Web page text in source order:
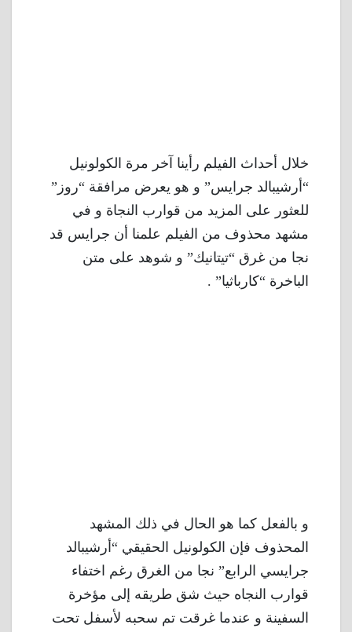
خلال أحداث الفيلم رأينا آخر مرة الكولونيل
“أرشيبالد جرايس” و هو يعرض مرافقة “روز”
للعثور على المزيد من قوارب النجاة و في
مشهد محذوف من الفيلم علمنا أن جرايس قد
نجا من غرق “تيتانيك” و شوهد على متن
الباخرة “كارباثيا” .
و بالفعل كما هو الحال في ذلك المشهد
المحذوف فإن الكولونيل الحقيقي “أرشيبالد
جرايسي الرابع” نجا من الغرق رغم اختفاء
قوارب النجاه حيث شق طريقه إلى مؤخرة
السفينة و عندما غرقت تم سحبه لأسفل تحت